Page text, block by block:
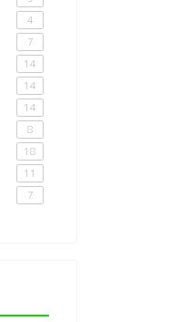
4
7
14
14
14
8
18
11
7